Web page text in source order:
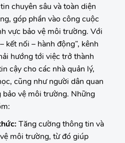
chuyên sâu và toàn diện
góp phần vào công cuộc
vực bảo vệ môi trường. Với
kết nối – hành động”, kênh
hướng tới việc trở thành
cậy cho các nhà quản lý,
cũng như người dân quan
bảo vệ môi trường. Những
Tăng cường thông tin và
môi trường, từ đó giúp